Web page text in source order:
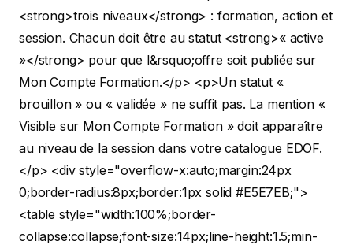
<strong>trois niveaux</strong> : formation, action et
session. Chacun doit être au statut <strong>« active
»</strong> pour que l&rsquo;offre soit publiée sur
Mon Compte Formation.</p> <p>Un statut «
brouillon » ou « validée » ne suffit pas. La mention «
Visible sur Mon Compte Formation » doit apparaître
au niveau de la session dans votre catalogue EDOF.
</p> <div style="overflow-x:auto;margin:24px
0;border-radius:8px;border:1px solid #E5E7EB;">
<table style="width:100%;border-
collapse:collapse;font-size:14px;line-height:1.5;min-